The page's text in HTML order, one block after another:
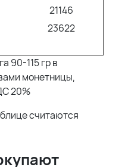
21146
23622
90-115 гр в
монетницы,
20%
считаются